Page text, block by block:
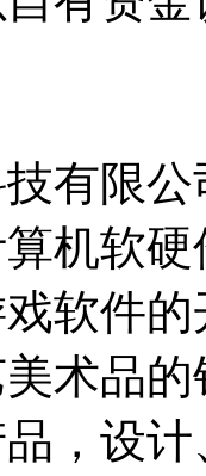
限公
机软
软件
术品
，设